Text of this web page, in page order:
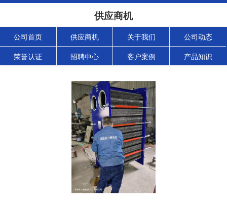
供应商机
公司首页 供应商机 关于我们 公司动态
荣誉认证 招聘中心 客户案例 产品知识